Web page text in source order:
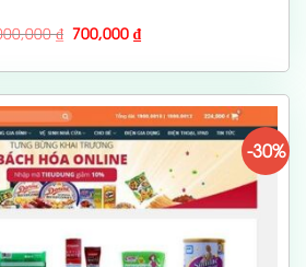
₫ Giá
gốc
1,000,000 ₫.
700,000₫Giá
hiện
là:
-30%